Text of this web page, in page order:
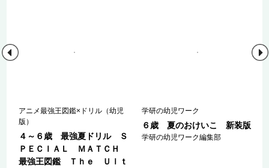
アニメ最強王図鑑×ドリル（幼児
版）
４～６歳 最強夏ドリル Ｓ
ＰＥＣＩＡＬ ＭＡＴＣＨ
最強王図鑑 Ｔｈｅ Ｕｌｔ
学研の幼児ワーク
６歳 夏のおけいこ 新装版
学研の幼児ワーク編集部